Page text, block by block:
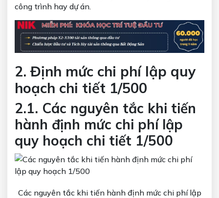
công trình hay dự án.
2. Định mức chi phí lập quy
hoạch chi tiết 1/500
2.1. Các nguyên tắc khi tiến
hành định mức chi phí lập
quy hoạch chi tiết 1/500
Các nguyên tắc khi tiến hành định mức chi phí lập